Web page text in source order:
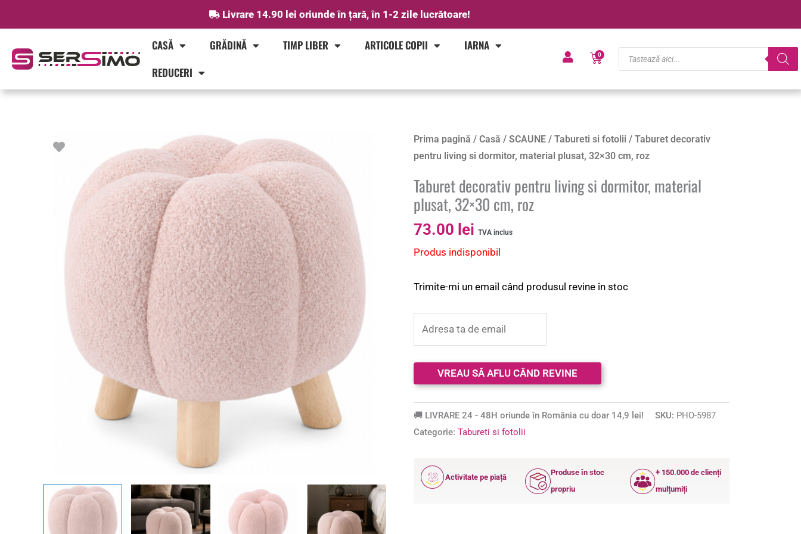
Livrare 14.90 lei oriunde în țară, în 1-2 zile lucrătoare!
CASĂ GRĂDINĂ TIMP LIBER ARTICOLE COPII
IARNA
REDUCERI
0
Cart
Products
search
Prima pagină /Casă /SCAUNE /Tabureti si fotolii / Taburet decorativ
pentru living si dormitor, material plusat, 32×30 cm, roz
Taburet decorativ pentru living si dormitor, material
plusat, 32×30 cm, roz
73.00 lei TVA inclus
Produs indisponibil
Trimite-mi un email când produsul revine în stoc
🚚 LIVRARE 24 - 48H oriunde în România cu doar 14,9 lei! SKU: PHO-5987
Categorie:Tabureti si fotolii
12
ANI
Activitate pe piață
Produse în stoc
propriu
+ 150.000 de clienți
mulțumiți